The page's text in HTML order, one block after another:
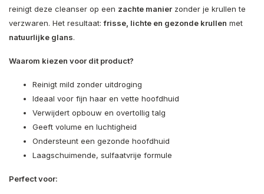
reinigt deze cleanser op een zachte manier zonder je krullen te
verzwaren. Het resultaat:frisse, lichte en gezonde krullen met
natuurlijke glans.
Waarom kiezen voor dit product?
Reinigt mild zonder uitdroging
Ideaal voor fijn haar en vette hoofdhuid
Verwijdert opbouw en overtollig talg
Geeft volume en luchtigheid
Ondersteunt een gezonde hoofdhuid
Laagschuimende, sulfaatvrije formule
Perfect voor: